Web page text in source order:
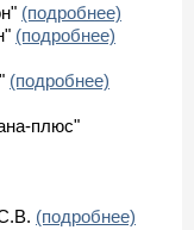
(подробнее)
(подробнее)
(подробнее)
плюс"
(подробнее)